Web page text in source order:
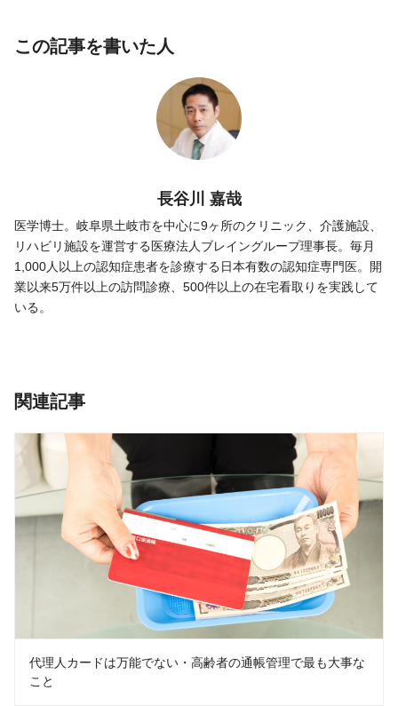
この記事を書いた人
長谷川 嘉哉
医学博士。岐阜県土岐市を中心に9ヶ所のクリニック、介護施設、
リハビリ施設を運営する医療法人ブレイングループ理事長。毎月
1,000人以上の認知症患者を診療する日本有数の認知症専門医。開
業以来5万件以上の訪問診療、500件以上の在宅看取りを実践して
いる。
関連記事
代理人カードは万能でない・高齢者の通帳管理で最も大事な
こと